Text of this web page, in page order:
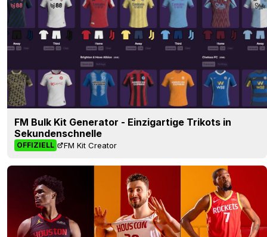
FM Bulk Kit Generator - Einzigartige Trikots in
Sekundenschnelle
OFFIZIELL FM Kit Creator